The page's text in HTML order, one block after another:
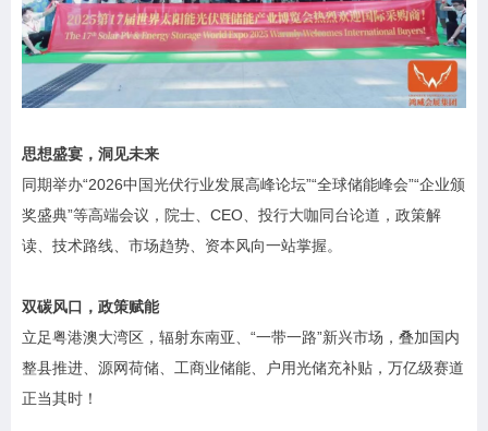
思想盛宴，洞见未来
同期举办“2026中国光伏行业发展高峰论坛”“全球储能峰会”“企业颁
奖盛典”等高端会议，院士、CEO、投行大咖同台论道，政策解
读、技术路线、市场趋势、资本风向一站掌握。
双碳风口，政策赋能
立足粤港澳大湾区，辐射东南亚、“一带一路”新兴市场，叠加国内
整县推进、源网荷储、工商业储能、户用光储充补贴，万亿级赛道
正当其时！